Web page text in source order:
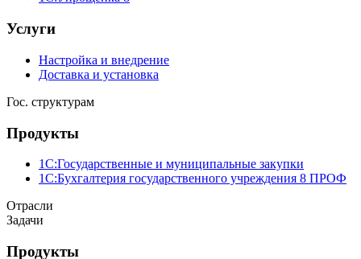
Услуги
Настройка и внедрение
Доставка и установка
Гос. структурам
Продукты
1С:Государственные и муниципальные закупки
1С:Бухгалтерия государственного учреждения 8 ПРОФ
Отрасли
Задачи
Продукты